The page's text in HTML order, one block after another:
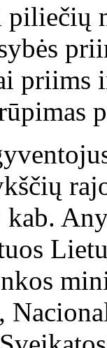
piliečių
priims